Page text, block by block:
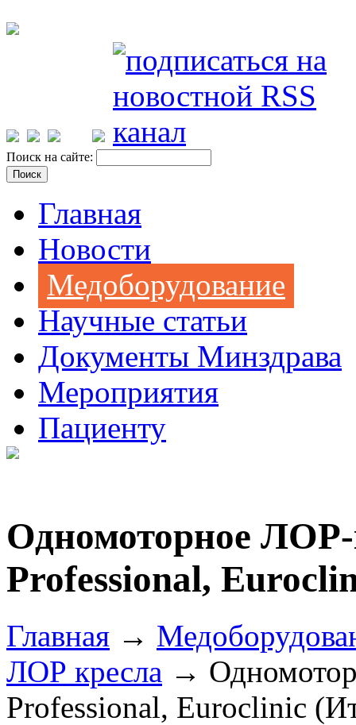
Поиск на сайте:
Главная
Новости
Медоборудование
Научные статьи
Документы Минздрава
Мероприятия
Пациенту
Одномоторное
Professional,
Главная →
ЛОР кресла →
Professional, Euroclinic